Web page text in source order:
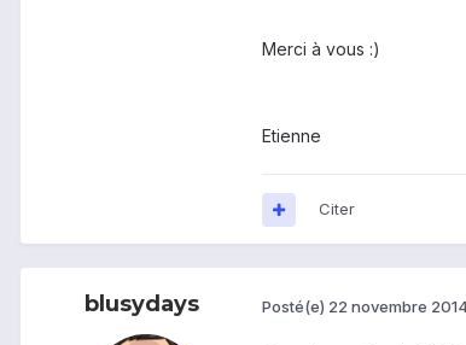
Merci à vous :)
Etienne
Citer
blusydays Posté(e) 22 novembre